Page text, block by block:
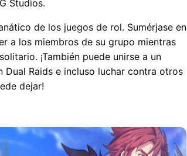
Studios.
de los juegos de rol. Sumérjase en
a los miembros de su grupo mientras
¡También puede unirse a un
Raids e incluso luchar contra otros
dejar!